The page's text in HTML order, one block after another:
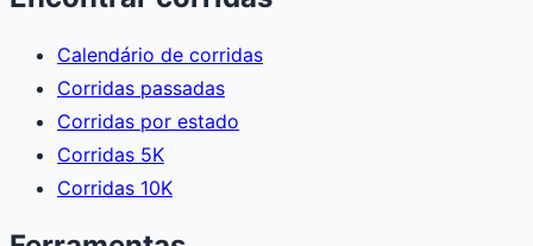
Calendário de corridas
Corridas passadas
Corridas por estado
Corridas 5K
Corridas 10K